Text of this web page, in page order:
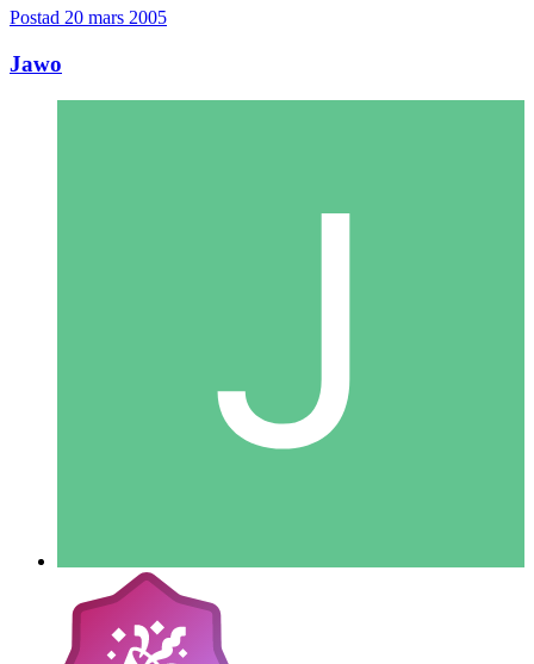
Postad 20 mars 2005
Jawo